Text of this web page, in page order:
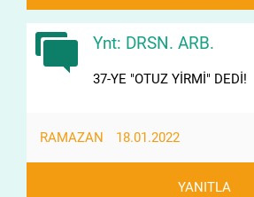
Ynt: DRSN. ARB.
37-YE "OTUZ YİRMİ" DEDİ!
RAMAZAN 18.01.2022
YANITLA